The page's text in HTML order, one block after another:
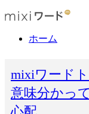
ホーム
mixiワード
意味分かっ